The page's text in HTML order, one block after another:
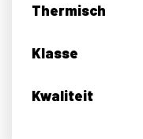
Thermisch
Klasse
Kwaliteit